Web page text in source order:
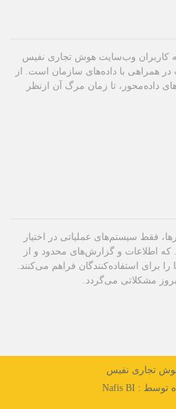
کاربران وب‌سایت هوش تجاری نفیس
در همراهی با داده‌های سازمان است. از
داده‌محور، تا زمان مرگ آن ازنظر
فقط سیستم‌های عملیاتی در اختیار
که اطلاعات و گزارش‌های محدود و از
برای استفاده‌کنندگان فراهم می‌کنند.
مشکلاتی می‌گردد.
تجاری نفیس
توسط : Nafis BI